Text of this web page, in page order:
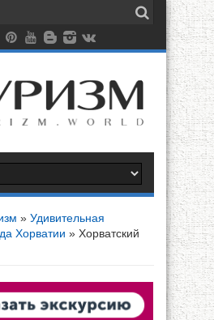
» Удивительная
Хорватии » Хорватский